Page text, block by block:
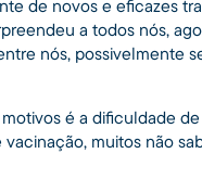
de novos e eficazes
a todos nós,
nós, possivelmente
é a dificuldade
muitos não